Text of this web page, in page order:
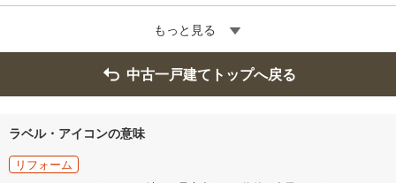
もっと見る
中古一戸建てトップへ戻る
ラベル・アイコンの意味
リフォーム